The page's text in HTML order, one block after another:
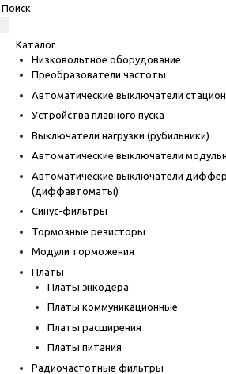
Каталог
Низковольтное оборудование
Преобразователи частоты
Автоматические выключатели
Устройства плавного пуска
Выключатели нагрузки (рубильники)
Автоматические выключатели
Автоматические выключатели
(диффавтоматы)
Синус-фильтры
Тормозные резисторы
Модули торможения
Платы
Платы энкодера
Платы коммуникационные
Платы расширения
Платы питания
Радиочастотные фильтры